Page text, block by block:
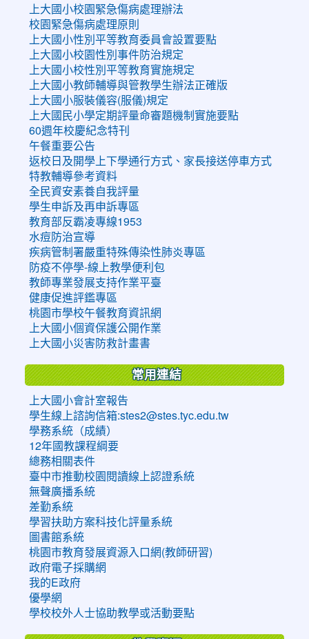
上大國小校園緊急傷病處理辦法
校園緊急傷病處理原則
上大國小性別平等教育委員會設置要點
上大國小校園性別事件防治規定
上大國小校性別平等教育實施規定
上大國小教師輔導與管教學生辦法正確版
上大國小服裝儀容(服儀)規定
上大國民小學定期評量命審題機制實施要點
60週年校慶紀念特刊
午餐重要公告
返校日及開學上下學通行方式、家長接送停車方式
特教輔導參考資料
全民資安素養自我評量
學生申訴及再申訴專區
教育部反霸凌專線1953
水痘防治宣導
疾病管制署嚴重特殊傳染性肺炎專區
防疫不停學-線上教學便利包
教師專業發展支持作業平臺
健康促進評鑑專區
桃園市學校午餐教育資訊網
上大國小個資保護公開作業
上大國小災害防救計畫書
常用連結
上大國小會計室報告
學生線上諮詢信箱:stes2@stes.tyc.edu.tw
學務系統（成績）
12年國教課程綱要
總務相關表件
臺中市推動校園閱讀線上認證系統
無聲廣播系統
差勤系統
學習扶助方案科技化評量系統
圖書館系統
桃園市教育發展資源入口網(教師研習)
政府電子採購網
我的E政府
優學網
學校校外人士協助教學或活動要點